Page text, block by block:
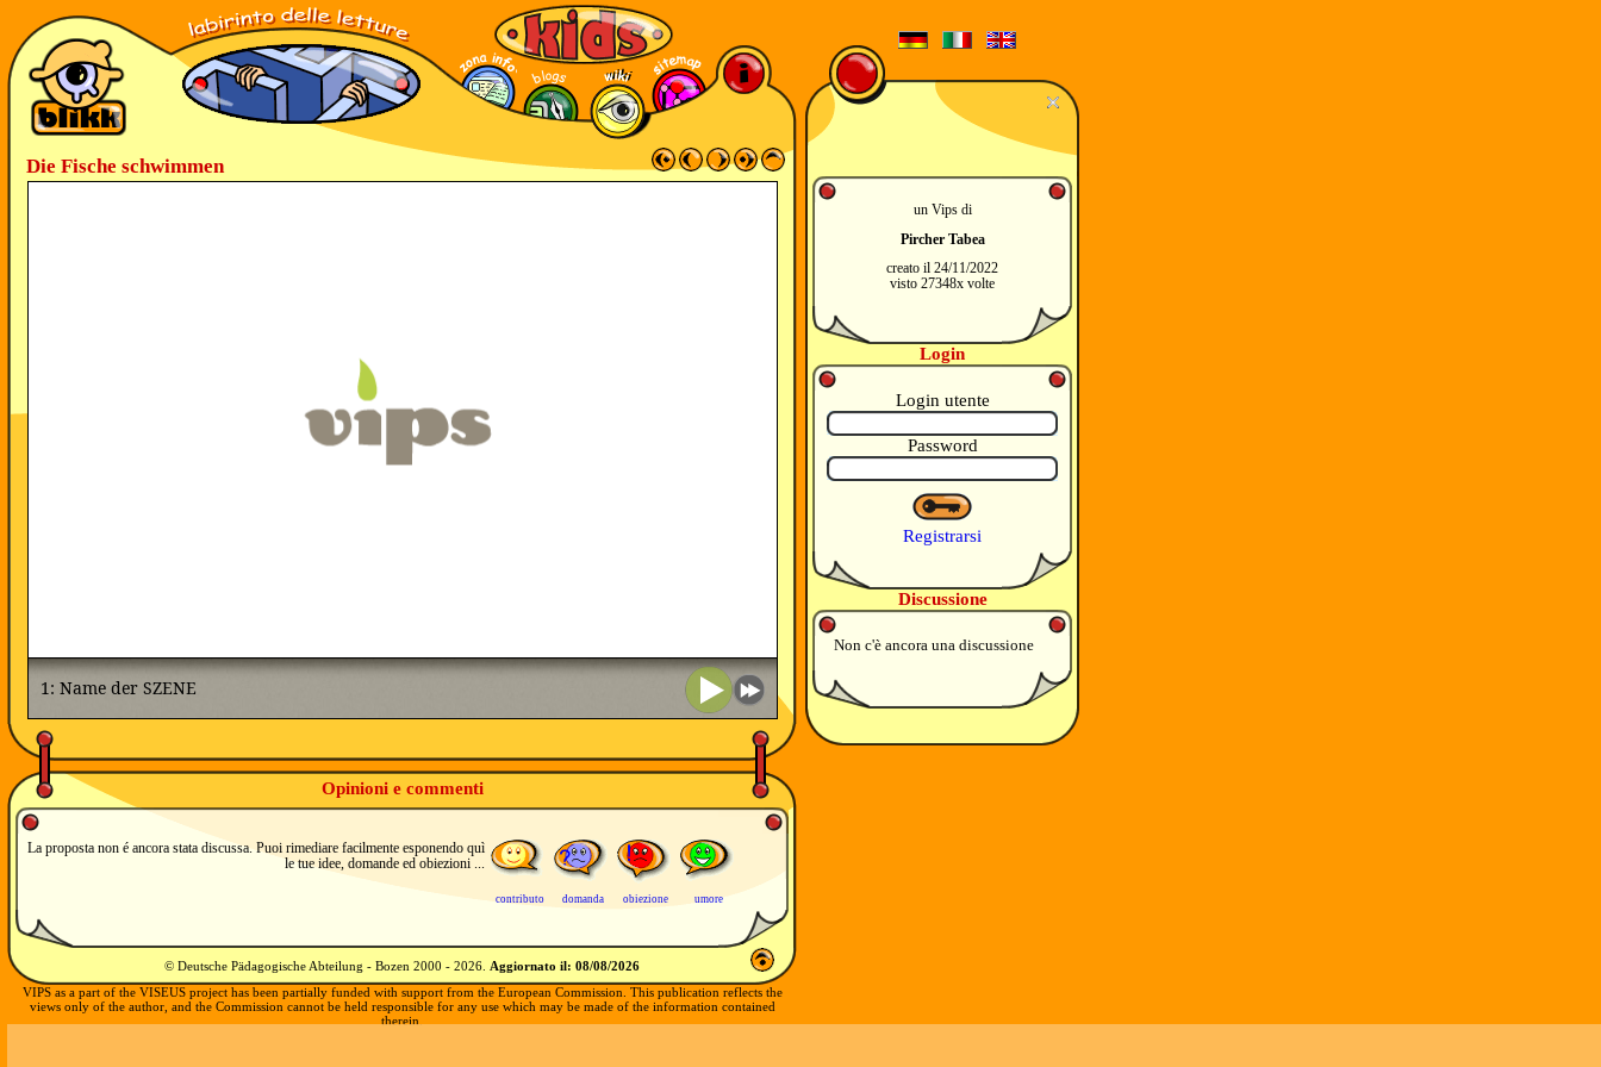
Die Fische schwimmen
Opinioni e commenti
La proposta non é ancora stata discussa. Puoi rimediare facilmente esponendo quì
le tue idee, domande ed obiezioni ...
contributo domanda obiezione umore
© Deutsche Pädagogische Abteilung - Bozen 2000 - 2026 Aggiornato il: 08/08/2026
VIPS as a part of the VISEUS project has been partially funded with support from the European Commission. This publication reflects the
views only of the author, and the Commission cannot be held responsible for any use which may be made of the information contained
therein.
un Vips di
Pircher Tabea
creato il 24/11/2022
visto 27348x volte
Login
Login utente
Password
Registrarsi
Discussione
Non c'è ancora una discussione